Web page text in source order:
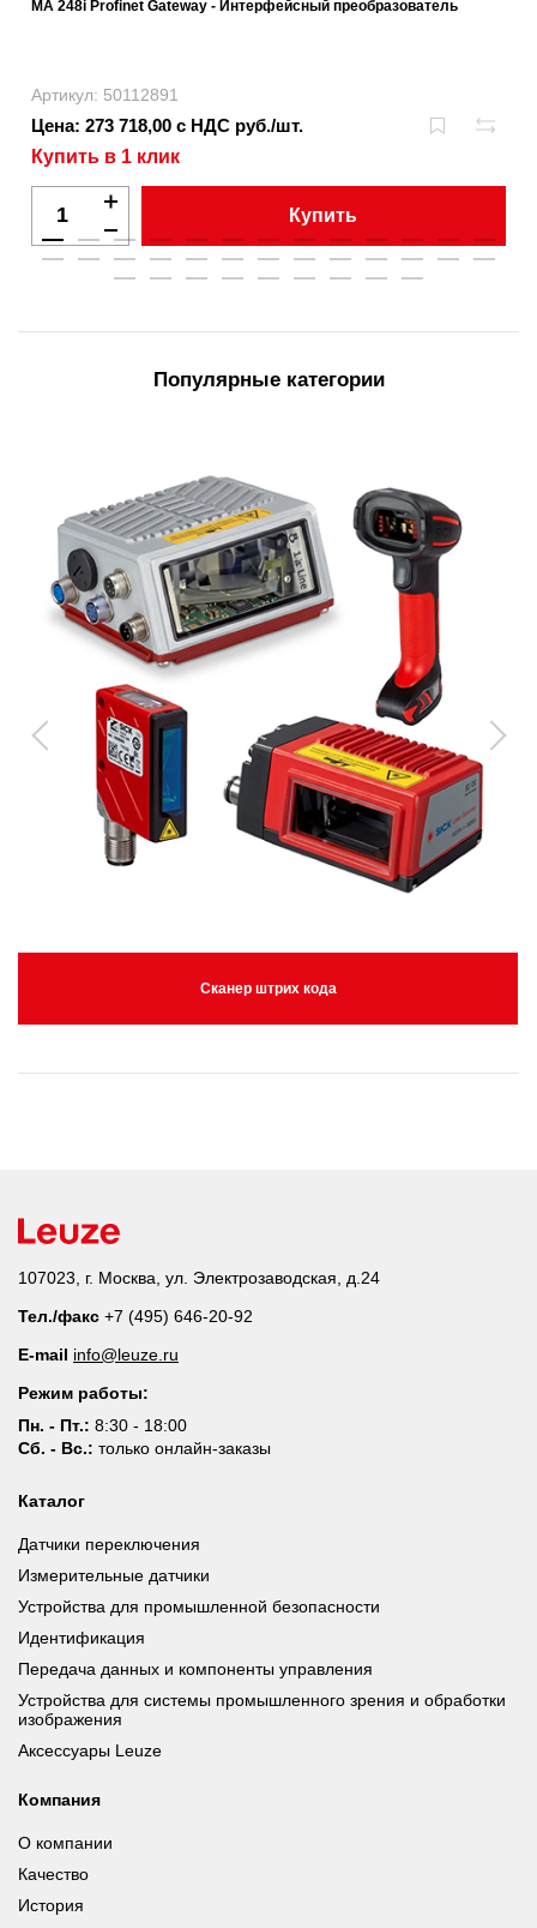
MA 248i Profinet Gateway - Интерфейсный преобразователь
Артикул: 50112891
Цена: 273 718,00 с НДС руб./шт.
Купить в 1 клик
Купить
Популярные категории
Сканер штрих кода
107023, г. Москва, ул. Электрозаводская, д.24
Тел./факс +7 (495) 646-20-92
E-mail info@leuze.ru
Режим работы:
Пн. - Пт.: 8:30 - 18:00
Сб. - Вс.: только онлайн-заказы
Каталог
Датчики переключения
Измерительные датчики
Устройства для промышленной безопасности
Идентификация
Передача данных и компоненты управления
Устройства для системы промышленного зрения и обработки
изображения
Аксессуары Leuze
Компания
О компании
Качество
История